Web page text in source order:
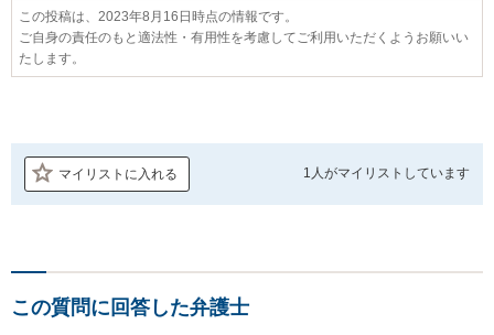
この投稿は、2023年8月16日時点の情報です。
ご自身の責任のもと適法性・有用性を考慮してご利用いただくようお願いい
たします。
マイリストに入れる 1人がマイリストしています
この質問に回答した弁護士